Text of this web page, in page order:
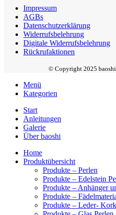
Impressum
AGBs
Datenschutzerklärung
Widerrufsbelehrung
Digitale Widerrufsbelehrung
Rückrufaktionen
© Copyright 2025
Menü
Kategorien
Start
Anleitungen
Galerie
Über baoshi
Home
Produktübersicht
Produkte – Perlen
Produkte – Edelstein
Produkte – Anhänger
Produkte –
Produkte – Leder-